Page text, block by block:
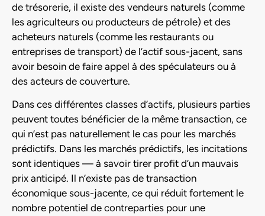
de trésorerie, il existe des vendeurs naturels (comme
les agriculteurs ou producteurs de pétrole) et des
acheteurs naturels (comme les restaurants ou
entreprises de transport) de l’actif sous-jacent, sans
avoir besoin de faire appel à des spéculateurs ou à
des acteurs de couverture.
Dans ces différentes classes d’actifs, plusieurs parties
peuvent toutes bénéficier de la même transaction, ce
qui n’est pas naturellement le cas pour les marchés
prédictifs. Dans les marchés prédictifs, les incitations
sont identiques — à savoir tirer profit d’un mauvais
prix anticipé. Il n’existe pas de transaction
économique sous-jacente, ce qui réduit fortement le
nombre potentiel de contreparties pour une